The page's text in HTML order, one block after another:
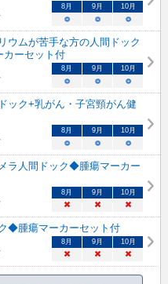
8月 9月 10月
○ ○ ○
ウムが苦手な方の人間ドック
ーセット付
8月 9月 10月
○ ○ ○
ック+乳がん・子宮頸がん健
8月 9月 10月
○ ○ ○
ラ人間ドック◆腫瘍マーカー
8月 9月 10月
× × ×
◆腫瘍マーカーセット付
8月 9月 10月
× × ×